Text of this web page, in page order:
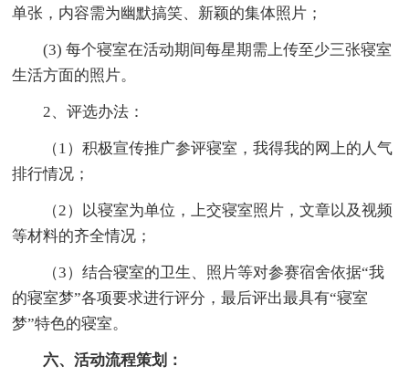
单张，内容需为幽默搞笑、新颖的集体照片；
(3) 每个寝室在活动期间每星期需上传至少三张寝室
生活方面的照片。
2、评选办法：
（1）积极宣传推广参评寝室，我得我的网上的人气
排行情况；
（2）以寝室为单位，上交寝室照片，文章以及视频
等材料的齐全情况；
（3）结合寝室的卫生、照片等对参赛宿舍依据“我
的寝室梦”各项要求进行评分，最后评出最具有“寝室
梦”特色的寝室。
六、活动流程策划：